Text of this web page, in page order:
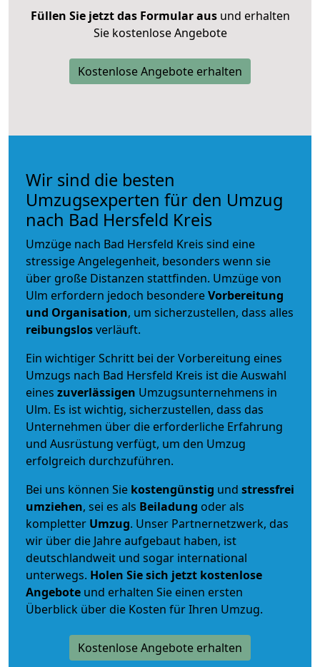
Füllen Sie jetzt das Formular ausund erhalten
Sie kostenlose Angebote
Kostenlose Angebote erhalten
Wir sind die besten
Umzugsexperten für den Umzug
nach Bad Hersfeld Kreis
Umzüge nach Bad Hersfeld Kreis sind eine
stressige Angelegenheit, besonders wenn sie
über große Distanzen stattfinden. Umzüge von
Ulm erfordern jedoch besondereVorbereitung
und Organisation, um sicherzustellen, dass alles
reibungslosverläuft.
Ein wichtiger Schritt bei der Vorbereitung eines
Umzugs nach Bad Hersfeld Kreis ist die Auswahl
eines zuverlässigen Umzugsunternehmens in
Ulm. Es ist wichtig, sicherzustellen, dass das
Unternehmen über die erforderliche Erfahrung
und Ausrüstung verfügt, um den Umzug
erfolgreich durchzuführen.
Bei uns können Sie kostengünstig und stressfrei
umziehen, sei es als Beiladung oder als
kompletter Umzug. Unser Partnernetzwerk, das
wir über die Jahre aufgebaut haben, ist
deutschlandweit und sogar international
unterwegs. Holen Sie sich jetzt kostenlose
Angebote und erhalten Sie einen ersten
Überblick über die Kosten für Ihren Umzug.
Kostenlose Angebote erhalten